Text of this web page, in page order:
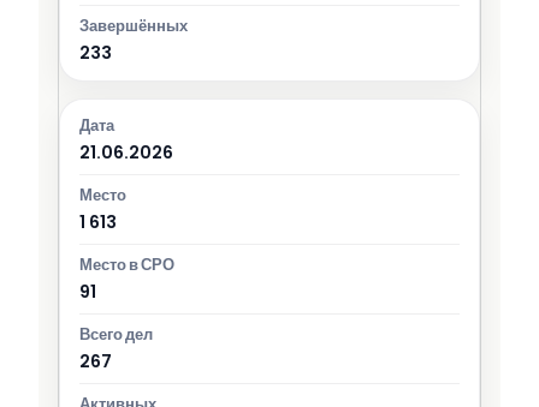
233
21.06.2026
1 613
91
267